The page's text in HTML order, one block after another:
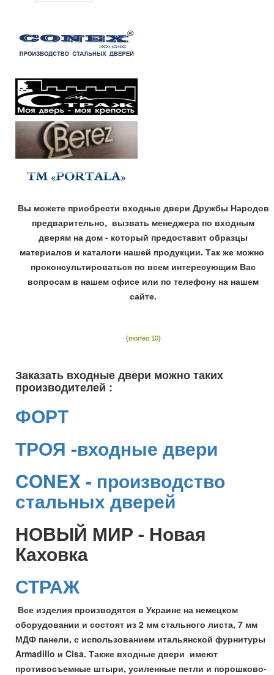
Вы можете приобрести входные двери Дружбы Народов
предварительно, вызвать менеджера по входным
дверям на дом - который предоставит образцы
материалов и каталоги нашей продукции. Так же можно
проконсультироваться по всем интересующим Вас
вопросам в нашем офисе или по телефону на нашем
сайте.
{morfeo 10}
Заказать входные двери можно таких
производителей :
ФОРТ
ТРОЯ -входные двери
CONEX - производство
стальных дверей
НОВЫЙ МИР - Новая
Каховка
СТРАЖ
Все изделия производятся в Украине на немецком
оборудовании и состоят из 2 мм стального листа, 7 мм
МДФ панели, с использованием итальянской фурнитуры
Armadillo и Cisa. Также входные двери имеют
противосъемные штыри, усиленные петли и порошково-